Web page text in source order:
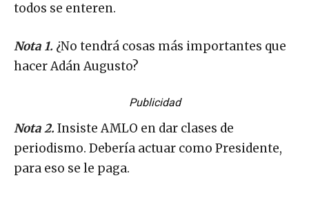
todos se enteren.
Nota 1. ¿No tendrá cosas más importantes que
hacer Adán Augusto?
Publicidad
Nota 2. Insiste AMLO en dar clases de
periodismo. Debería actuar como Presidente,
para eso se le paga.